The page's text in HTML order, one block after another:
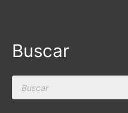
Buscar
Products
search